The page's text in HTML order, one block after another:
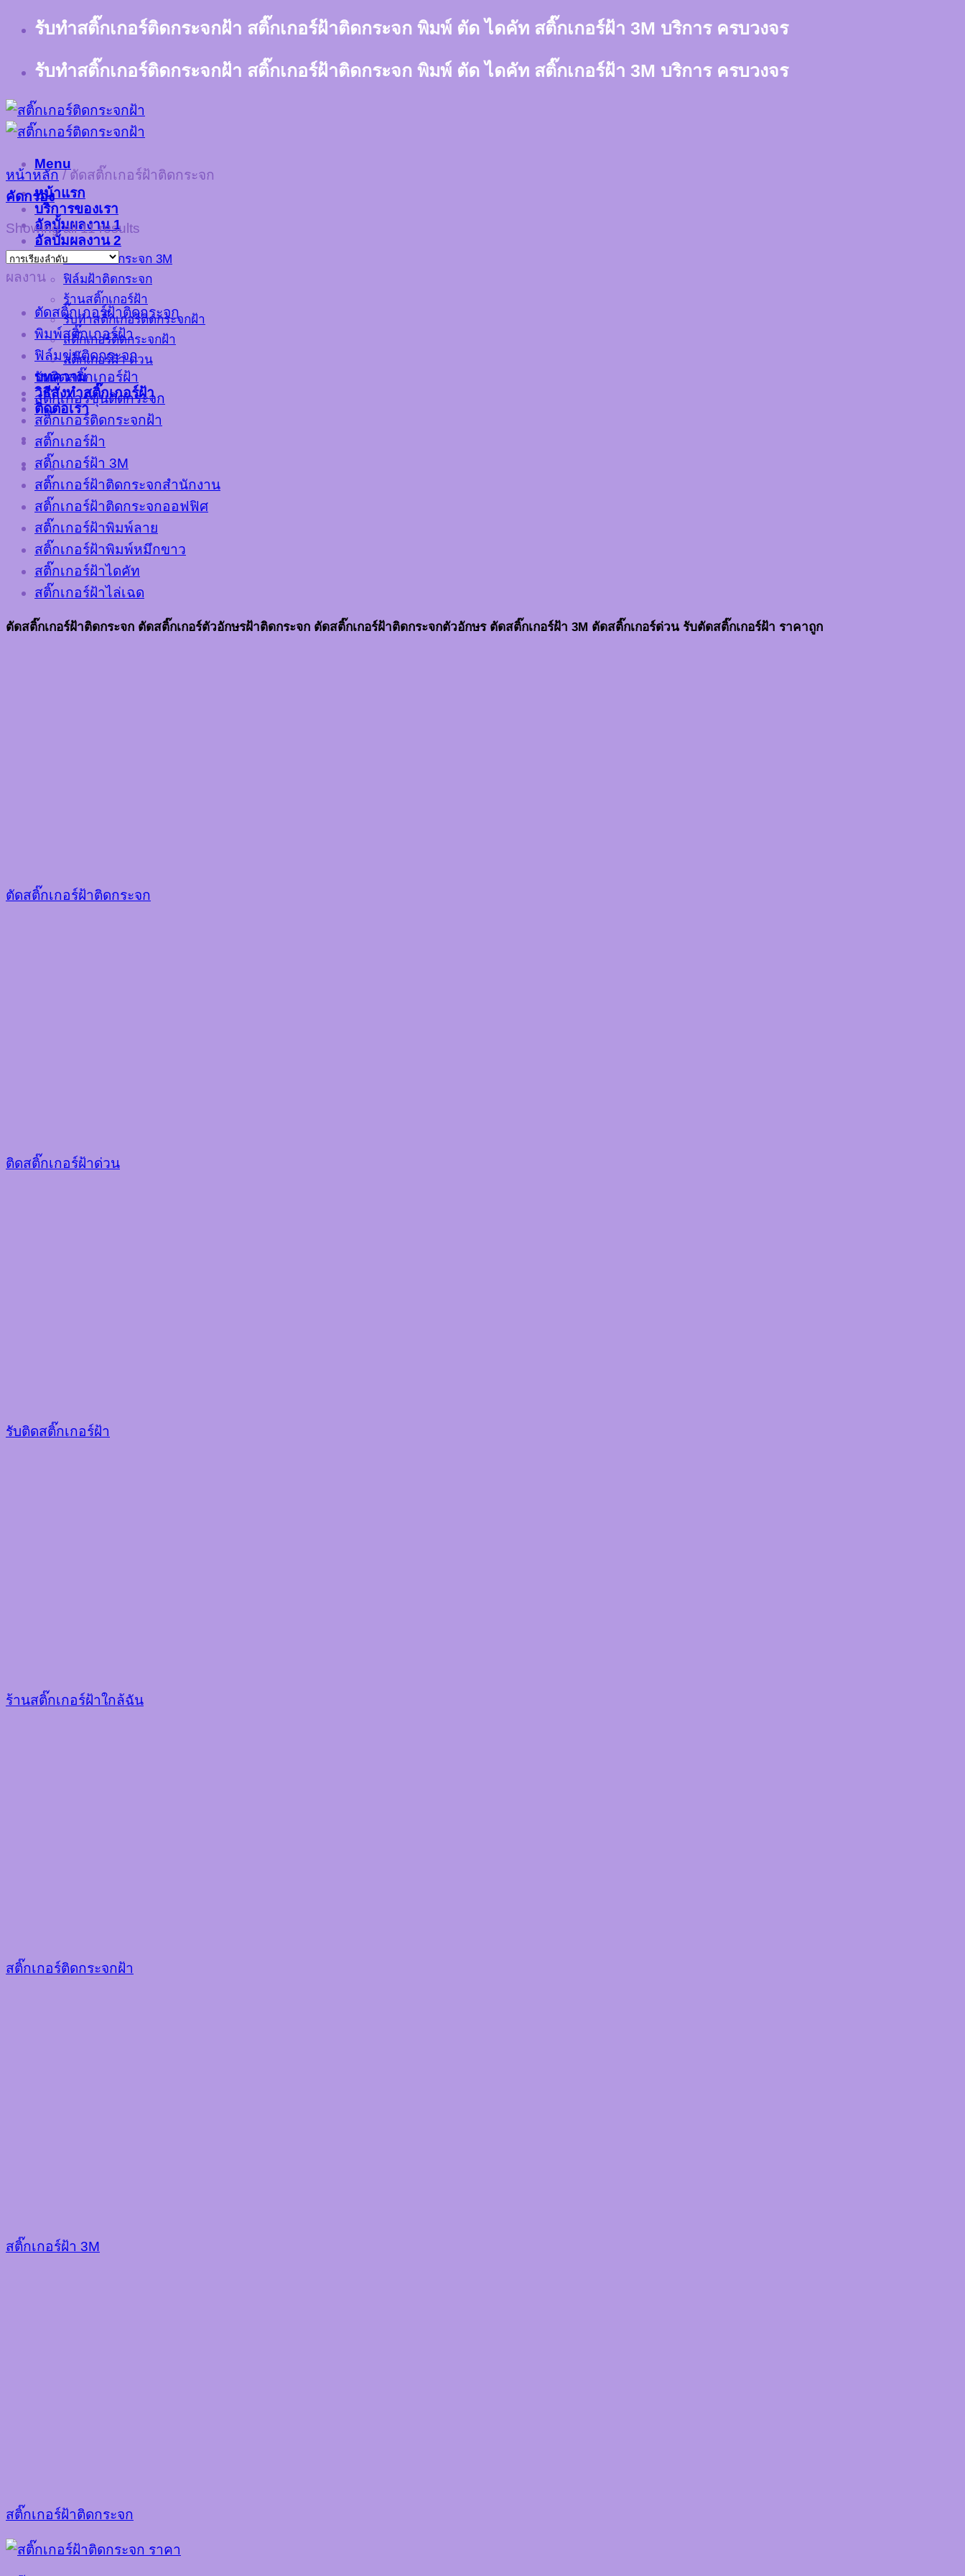
รับทำสติ๊กเกอร์ติดกระจกฝ้า สติ๊กเกอร์ฝ้าติดกระจก พิมพ์ ตัด ไดคัท สติ๊กเกอร์ฝ้า 3M บริการ ครบวงจร
รับทำสติ๊กเกอร์ติดกระจกฝ้า สติ๊กเกอร์ฝ้าติดกระจก พิมพ์ ตัด ไดคัท สติ๊กเกอร์ฝ้า 3M บริการ ครบวงจร
Menu
หน้าแรก
บริการของเรา
อัลบั้มผลงาน 1
อัลบั้มผลงาน 2
ฟิล์มฝ้าติดกระจก 3M
ฟิล์มฝ้าติดกระจก
ร้านสติ๊กเกอร์ฝ้า
รับทำสติ๊กเกอร์ติดกระจกฝ้า
สติ๊กเกอร์ติดกระจกฝ้า
สติ๊กเกอร์ฝ้า ด่วน
บทความ
วิธีสั่งทำสติ๊กเกอร์ฝ้า
ติดต่อเรา
หน้าหลัก /ตัดสติ๊กเกอร์ฝ้าติดกระจก
คัดกรอง
Showing all 11 results
ผลงาน
ตัดสติ๊กเกอร์ฝ้าติดกระจก
พิมพ์สติ๊กเกอร์ฝ้า
ฟิล์มขุ่นติดกระจก
รับติดสติ๊กเกอร์ฝ้า
สติ๊กเกอร์ขุ่นติดกระจก
สติ๊กเกอร์ติดกระจกฝ้า
สติ๊กเกอร์ฝ้า
สติ๊กเกอร์ฝ้า 3M
สติ๊กเกอร์ฝ้าติดกระจกสำนักงาน
สติ๊กเกอร์ฝ้าติดกระจกออฟฟิศ
สติ๊กเกอร์ฝ้าพิมพ์ลาย
สติ๊กเกอร์ฝ้าพิมพ์หมึกขาว
สติ๊กเกอร์ฝ้าไดคัท
สติ๊กเกอร์ฝ้าไล่เฉด
ตัดสติ๊กเกอร์ฝ้าติดกระจก ตัดสติ๊กเกอร์ตัวอักษรฝ้าติดกระจก ตัดสติ๊กเกอร์ฝ้าติดกระจกตัวอักษร ตัดสติ๊กเกอร์ฝ้า 3M ตัดสติ๊กเกอร์ด่วน รับตัดสติ๊กเกอร์ฝ้า ราคาถูก
ตัดสติ๊กเกอร์ฝ้าติดกระจก
ติดสติ๊กเกอร์ฝ้าด่วน
รับติดสติ๊กเกอร์ฝ้า
ร้านสติ๊กเกอร์ฝ้าใกล้ฉัน
สติ๊กเกอร์ติดกระจกฝ้า
สติ๊กเกอร์ฝ้า 3M
สติ๊กเกอร์ฝ้าติดกระจก